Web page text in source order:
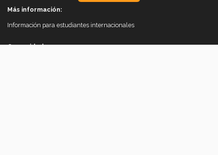
Más información:
Información para estudiantes internacionales
Comunidad